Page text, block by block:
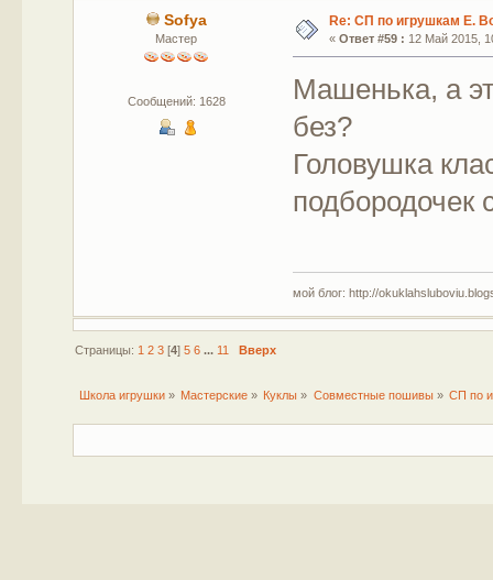
Sofya
Мастер
Сообщений: 1628
Re: СП по игрушкам Е.
« Ответ #59 : 12 Май 2015,
Машенька, а
без?
Головушка
мой блог: http://
Страницы: 1 2 3[4] 5 6 ... 11 Вверх
Школа игрушки» Мастерские » Куклы » Совместные пошивы» СП по